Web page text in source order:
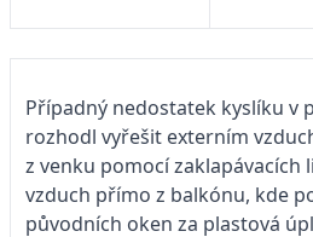
Případný nedostatek kyslíku v
rozhodl vyřešit externím
z venku pomocí zaklapávacích
vzduch přímo z balkónu, kde
původních oken za plastová